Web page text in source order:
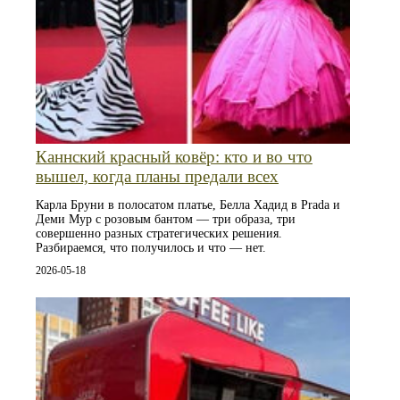
Каннский красный ковёр: кто и во что
вышел, когда планы предали всех
Карла Бруни в полосатом платье, Белла Хадид в Prada и
Деми Мур с розовым бантом — три образа, три
совершенно разных стратегических решения.
Разбираемся, что получилось и что — нет.
2026-05-18